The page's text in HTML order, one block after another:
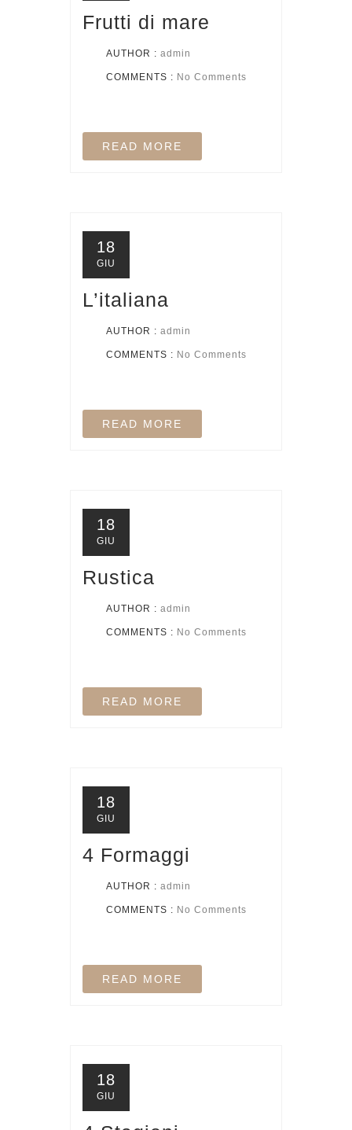
Frutti di mare
AUTHOR : admin
COMMENTS : No Comments
READ MORE
18
GIU
L’italiana
AUTHOR : admin
COMMENTS : No Comments
READ MORE
18
GIU
Rustica
AUTHOR : admin
COMMENTS : No Comments
READ MORE
18
GIU
4 Formaggi
AUTHOR : admin
COMMENTS : No Comments
READ MORE
18
GIU